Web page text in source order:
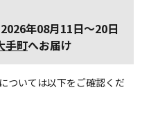
年08月11日～20日
手町へお届け
ついては以下をご確認くだ